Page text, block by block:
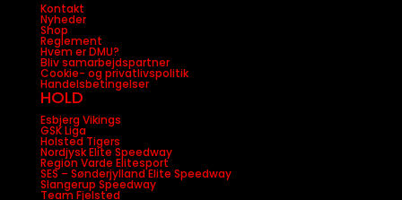
Kontakt
Nyheder
Shop
Reglement
Hvem er DMU?
Bliv samarbejdspartner
Cookie- og privatlivspolitik
Handelsbetingelser
HOLD
Esbjerg Vikings
GSK Liga
Holsted Tigers
Nordjysk Elite Speedway
Region Varde Elitesport
SES – Sønderjylland Elite Speedway
Slangerup Speedway
Team Fjelsted